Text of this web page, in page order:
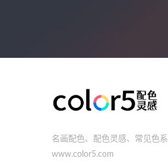
名画配色、配色灵感、常见色系
www.color5.com